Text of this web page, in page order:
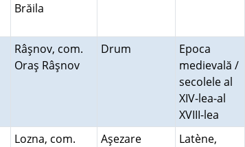
Brăila
Râşnov, com.
Oraş Râşnov
Drum
Epoca
medievală /
secolele al
XIV-lea-al
XVIII-lea
Lozna, com.
Aşezare
Latène,